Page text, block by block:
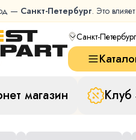
— Санкт-Петербург. Это
Санкт-Петербург
магазин Клуб